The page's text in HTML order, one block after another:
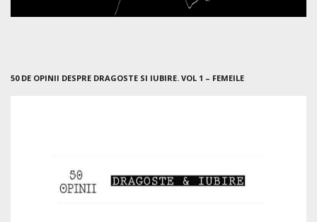
50 DE OPINII DESPRE DRAGOSTE SI IUBIRE. VOL 1 – FEMEILE